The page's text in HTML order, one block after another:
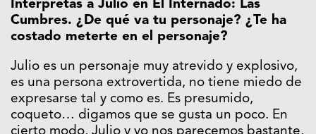
Interpretas a Julio en El Internado: Las
Cumbres. ¿De qué va tu personaje? ¿Te ha
costado meterte en el personaje?
Julio es un personaje muy atrevido y explosivo,
es una persona extrovertida, no tiene miedo de
expresarse tal y como es. Es presumido,
coqueto… digamos que se gusta un poco. En